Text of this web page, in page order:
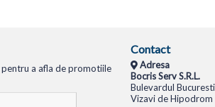
pentru a afla de promotiile
Contact
Adresa
Bocris Serv S.R.L.
Bulevardul
Vizavi de Hipodrom